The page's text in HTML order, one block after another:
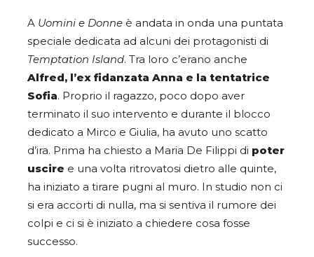
A Uomini e Donne è andata in onda una puntata
speciale dedicata ad alcuni dei protagonisti di
Temptation Island. Tra loro c’erano anche
Alfred, l’ex fidanzata Anna e la tentatrice
Sofia. Proprio il ragazzo, poco dopo aver
terminato il suo intervento e durante il blocco
dedicato a Mirco e Giulia, ha avuto uno scatto
d’ira. Prima ha chiesto a Maria De Filippi di poter
uscire e una volta ritrovatosi dietro alle quinte,
ha iniziato a tirare pugni al muro. In studio non ci
si era accorti di nulla, ma si sentiva il rumore dei
colpi e ci si è iniziato a chiedere cosa fosse
successo.